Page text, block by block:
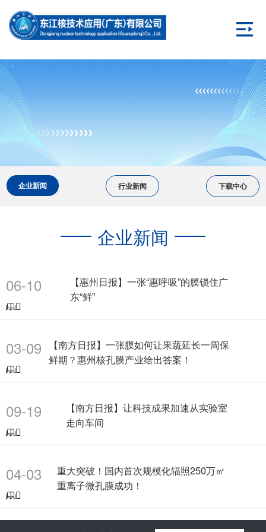
企业新闻 行业新闻 下载中心
企业新闻
06-10

【惠州日报】一张“惠呼吸”的膜锁住广
东“鲜”
03-09

【南方日报】一张膜如何让果蔬延长一周保
鲜期？惠州核孔膜产业给出答案！
09-19

【南方日报】让科技成果加速从实验室
走向车间
04-03

重大突破！国内首次规模化辐照250万㎡
重离子微孔膜成功！